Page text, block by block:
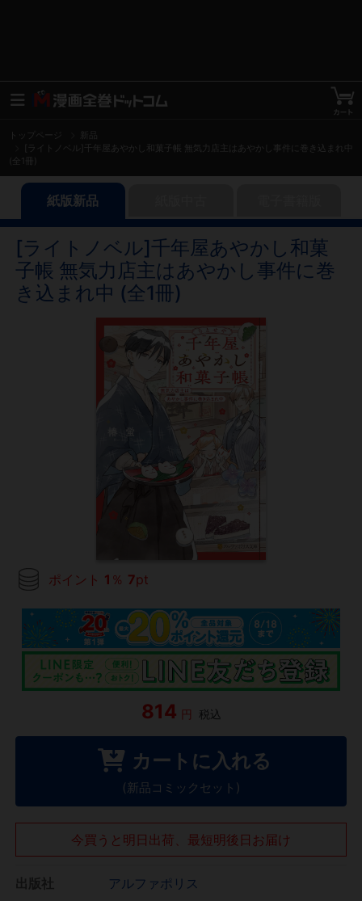
トップページ
[ライトノベル]千年屋あやかし和菓子帳 無気力店主はあやかし事件に巻き込まれ中
(全1冊)
紙版新品
[ライトノベル]千年屋あやかし和菓
子帳 無気力店主はあやかし事件に巻
き込まれ中 (全1冊)
ポイント 1 ％ 7pt
814 円 税込
カートに入れる
(新品コミックセット)
今買うと明日出荷、最短明後日お届け
アルファポリス